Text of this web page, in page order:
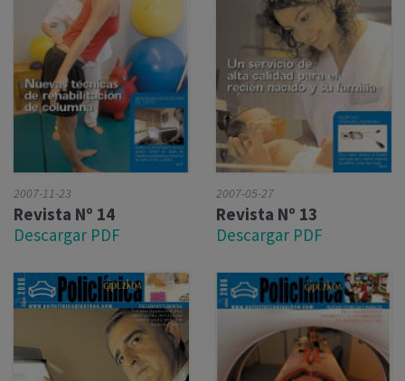
2007-11-23
Revista Nº 14
Descargar PDF
2007-05-27
Revista Nº 13
Descargar PDF